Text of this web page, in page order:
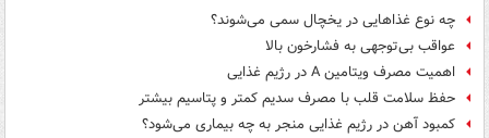
چه نوع غذاهایی در یخچال سمی می‌شوند؟
عواقب بی‌توجهی به فشارخون بالا
اهمیت مصرف ویتامین A در رژیم غذایی
حفظ سلامت قلب با مصرف سدیم کمتر و پتاسیم بیشتر
کمبود آهن در رژیم غذایی منجر به چه بیماری می‌شود؟